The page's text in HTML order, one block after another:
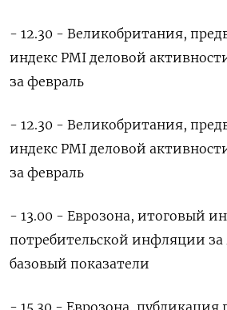
- 12.30 - Великобритания,
индекс PMI деловой
за февраль
- 12.30 - Великобритания,
индекс PMI деловой
за февраль
- 13.00 - Еврозона, итоговый
потребительской инфляции
базовый показатели